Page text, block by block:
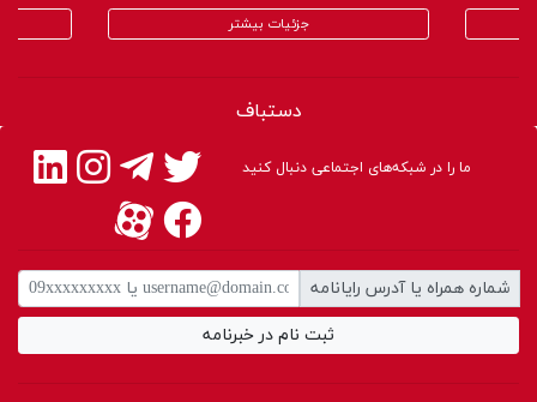
جزئیات بیشتر
دستباف
ما را در شبکه‌های اجتماعی دنبال کنید
شماره همراه یا آدرس رایانامه
ثبت نام در خبرنامه